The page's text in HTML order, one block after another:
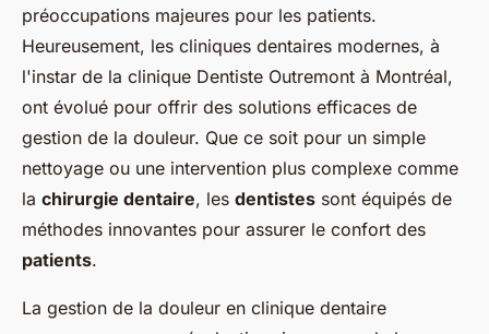
préoccupations majeures pour les patients.
Heureusement, les cliniques dentaires modernes, à
l'instar de la clinique Dentiste Outremont à Montréal,
ont évolué pour offrir des solutions efficaces de
gestion de la douleur. Que ce soit pour un simple
nettoyage ou une intervention plus complexe comme
la chirurgie dentaire, les dentistes sont équipés de
méthodes innovantes pour assurer le confort des
patients.
La gestion de la douleur en clinique dentaire